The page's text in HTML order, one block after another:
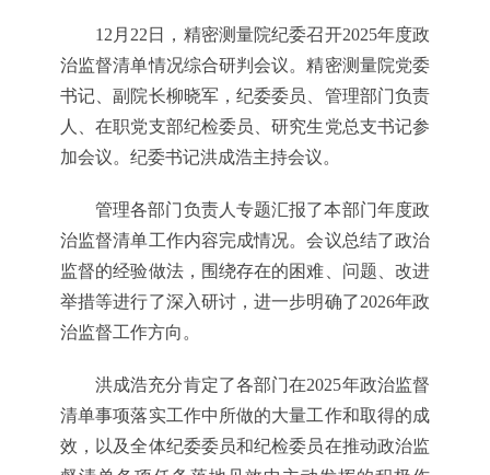
12月22日，精密测量院纪委召开2025年度政
治监督清单情况综合研判会议。精密测量院党委
书记、副院长柳晓军，纪委委员、管理部门负责
人、在职党支部纪检委员、研究生党总支书记参
加会议。纪委书记洪成浩主持会议。
管理各部门负责人专题汇报了本部门年度政
治监督清单工作内容完成情况。会议总结了政治
监督的经验做法，围绕存在的困难、问题、改进
举措等进行了深入研讨，进一步明确了2026年政
治监督工作方向。
洪成浩充分肯定了各部门在2025年政治监督
清单事项落实工作中所做的大量工作和取得的成
效，以及全体纪委委员和纪检委员在推动政治监